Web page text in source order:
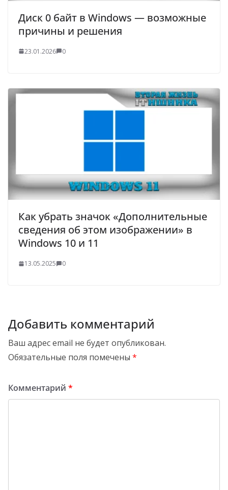
Диск 0 байт в Windows — возможные
причины и решения
23.01.2026 0
Как убрать значок «Дополнительные
сведения об этом изображении» в
Windows 10 и 11
13.05.2025 0
Добавить комментарий
Ваш адрес email не будет опубликован.
Обязательные поля помечены *
Комментарий *